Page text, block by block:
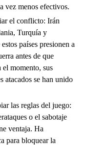
vez menos efectivos.
el conflicto: Irán
Turquía y
países presionen a
antes de que
momento, sus
atacados se han unido
las reglas del juego:
o el sabotaje
ventaja. Ha
para bloquear la